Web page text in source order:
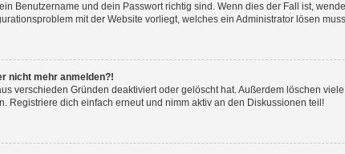
Benutzername und dein Passwort richtig sind. Wenn dies der Fall ist,
mit der Website vorliegt, welches ein Administrator lösen
nicht mehr anmelden?!
verschieden Gründen deaktiviert oder gelöscht hat. Außerdem löschen
Registriere dich einfach erneut und nimm aktiv an den Diskussionen teil!